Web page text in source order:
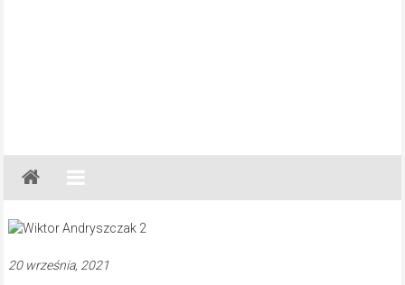
Gazeta
Regionalna
Częstochowa,
Lubliniec,
20 września, 2021